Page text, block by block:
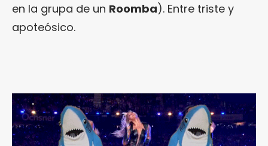
en la grupa de un Roomba). Entre triste y
apoteósico.